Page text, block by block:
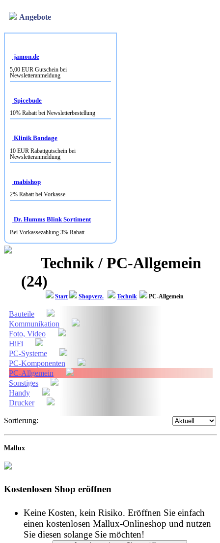
Angebote
jamon.de
5,00 EUR Gutschein bei
Newsletteranmeldung
Spicebude
10% Rabatt bei Newsletterbestellung
Klinik Bondage
10 EUR Rabattgutschein bei
Newsletteranmeldung
mabishop
2% Rabatt bei Vorkasse
Dr. Humms Blink Sortiment
Bei Vorkassezahlung 3% Rabatt
Technik / PC-Allgemein
(24)
Start Shopverz. Technik PC-Allgemein
Bauteile
Kommunikation
Foto, Video
HiFi
PC-Systeme
PC-Komponenten
PC-Allgemein
Sonstiges
Handy
Drucker
Sortierung:
Mallux
Kostenlosen Shop eröffnen
Keine Kosten, kein Risiko. Eröffnen Sie einfach
einen kostenlosen Mallux-Onlineshop und nutzen
Sie diesen solange Sie möchten!